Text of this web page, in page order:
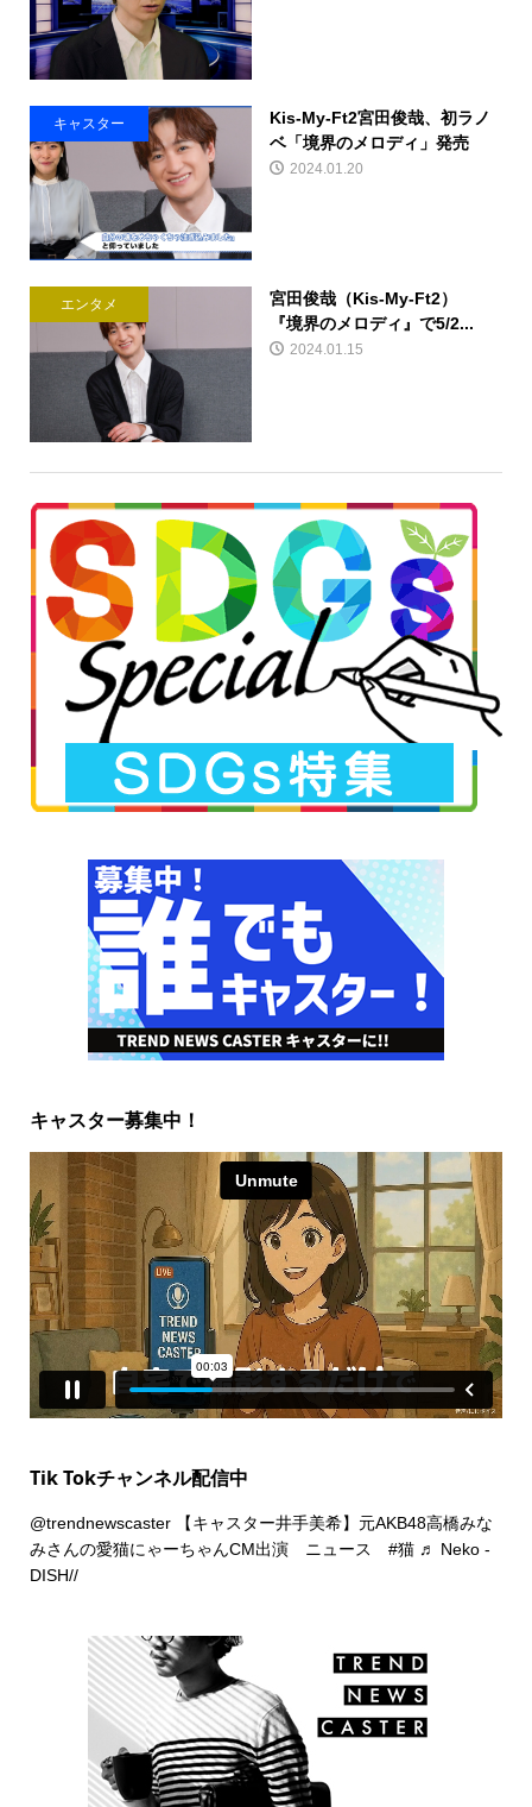
キャスター
Kis-My-Ft2宮田俊哉、初ラノ
ベ「境界のメロディ」発売
2024.01.20
エンタメ
宮田俊哉（Kis-My-Ft2）
『境界のメロディ』で5/2...
2024.01.15
キャスター募集中！
Tik Tokチャンネル配信中
@trendnewscaster【キャスター井手美希】元AKB48高橋みな
みさんの愛猫にゃーちゃんCM出演 ニュース #猫 ♬ Neko -
DISH//